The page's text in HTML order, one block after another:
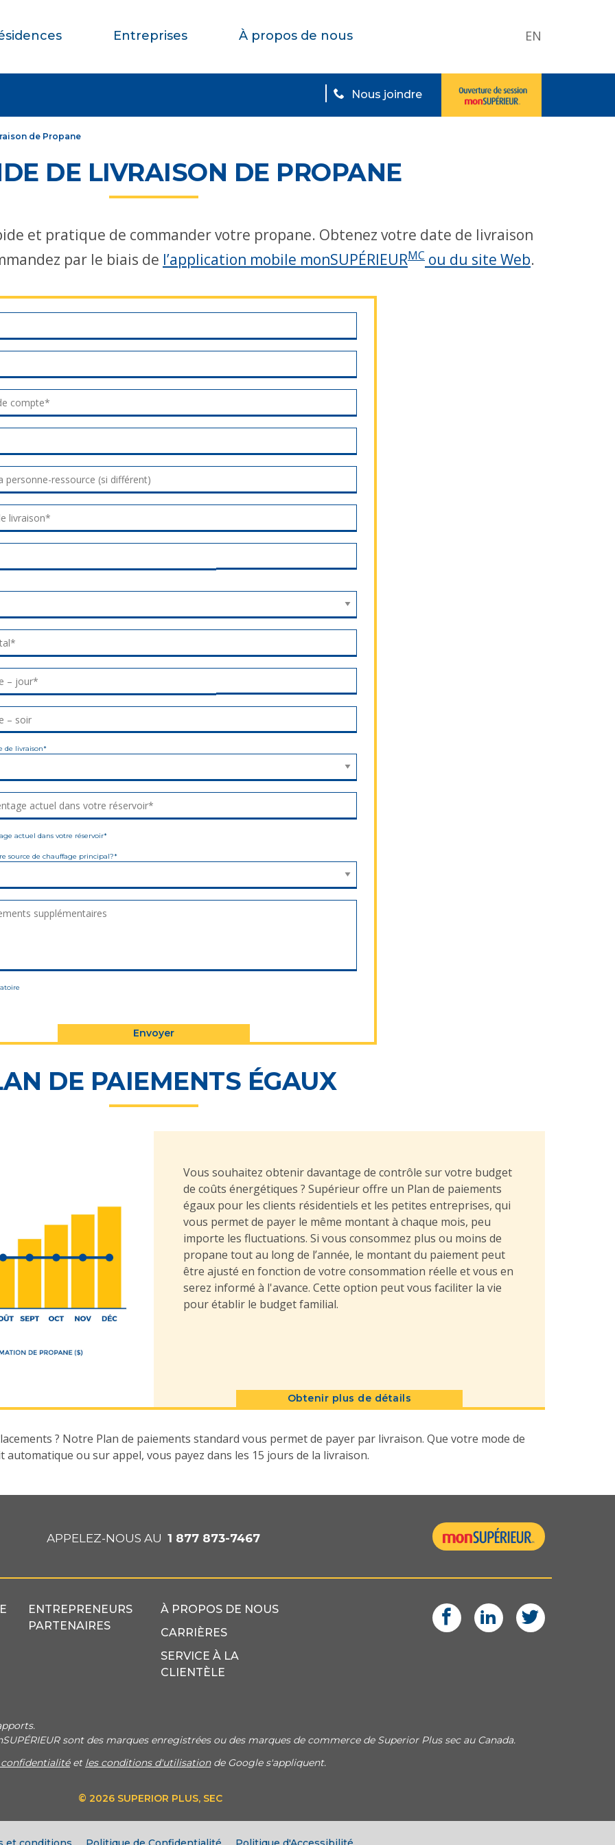
EN
Entreprises À propos de nous
Nous joindre
de Propane
DE LIVRAISON DE PROPANE
et pratique de commander votre propane. Obtenez votre date de livraison
par le biais de l’application mobile monSUPÉRIEURMC ou du site Web.
compte
compte*
personne-ressource (si différent)
personne-ressource (si différent)
livraison
livraison*
– jour
– jour*
– soir
– soir
de livraison*
actuel dans votre réservoir
actuel dans votre réservoir*
actuel dans votre réservoir*
source de chauffage principal?*
supplémentaires
supplémentaires
DE PAIEMENTS ÉGAUX
Vous souhaitez obtenir davantage de contrôle sur votre budget
de coûts énergétiques ? Supérieur offre un Plan de paiements
égaux pour les clients résidentiels et les petites entreprises, qui
vous permet de payer le même montant à chaque mois, peu
importe les fluctuations. Si vous consommez plus ou moins de
propane tout au long de l’année, le montant du paiement peut
être ajusté en fonction de votre consommation réelle et vous en
serez informé à l'avance. Cette option peut vous faciliter la vie
pour établir le budget familial.
Obtenir plus de détails
? Notre Plan de paiements standard vous permet de payer par livraison. Que votre mode de
automatique ou sur appel, vous payez dans les 15 jours de la livraison.
APPELEZ-NOUS AU1 877 873-7467
ENTREPRENEURS
PARTENAIRES
À PROPOS DE NOUS
CARRIÈRES
SERVICE À LA
CLIENTÈLE
sont des marques enregistrées ou des marques de commerce de Superior Plus sec au Canada.
confidentialitéet les conditions d'utilisationde Google s'appliquent.
© 2026 SUPERIOR PLUS, SEC